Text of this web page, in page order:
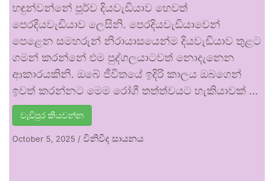
හඳුන්වන්නේ පූර්ව දියවැඩියාව හෙවත්
පෙරදියවැඩියාව ලෙසිනි. පෙරදියවැඩියාවෙන්
පෙළෙන සමහරුන් නිරායාසයෙන්ම දියවැඩියාව තුළට
ගමන් කරන්නේ එම පුද්ගලයාටවත් නොදැනෙන
ආකාරයකිනි. ඔබේ ජීවිතයේ ඉදිරි කාලය ඔබගෙන්
ඉවත් කරන්නට මෙම රෝගී තත්ත්වයට හැකියාවක් …
වැඩිපුර කියවන්න
October 5, 2025 / විනිවිද සායනය